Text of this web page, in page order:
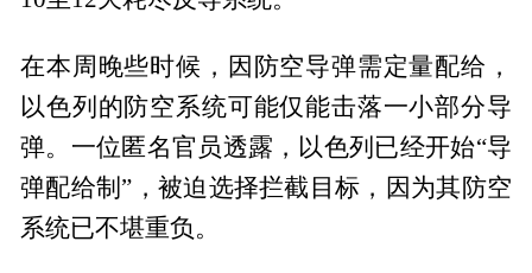
在本周晚些时候，因防空导弹需定量配给，
以色列的防空系统可能仅能击落一小部分导
弹。一位匿名官员透露，以色列已经开始“导
弹配给制”，被迫选择拦截目标，因为其防空
系统已不堪重负。